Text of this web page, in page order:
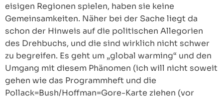
eisigen Regionen spielen, haben sie keine
Gemeinsamkeiten. Näher bei der Sache liegt da
schon der Hinweis auf die politischen Allegorien
des Drehbuchs, und die sind wirklich nicht schwer
zu begreifen. Es geht um „global warming“ und den
Umgang mit diesem Phänomen (ich will nicht soweit
gehen wie das Programmheft und die
Pollack=Bush/Hoffman=Gore-Karte ziehen (vor